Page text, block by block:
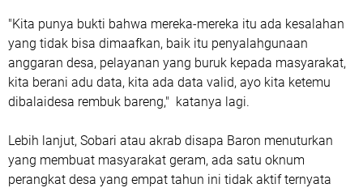
"Kita punya bukti bahwa mereka-mereka itu ada kesalahan
yang tidak bisa dimaafkan, baik itu penyalahgunaan
anggaran desa, pelayanan yang buruk kepada masyarakat,
kita berani adu data, kita ada data valid, ayo kita ketemu
dibalaidesa rembuk bareng," katanya lagi.
Lebih lanjut, Sobari atau akrab disapa Baron menuturkan
yang membuat masyarakat geram, ada satu oknum
perangkat desa yang empat tahun ini tidak aktif ternyata